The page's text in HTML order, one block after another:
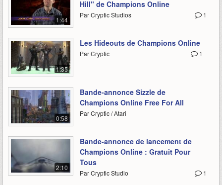
1:44
Hill" de Champions Online
1
Par Cryptic Studios
1:35
Les Hideouts de Champions Online
1
Par Cryptic
0:58
Bande-annonce Sizzle de
Champions Online Free For All
Par Cryptic / Atari
2:10
Bande-annonce de lancement de
Champions Online : Gratuit Pour
Tous
1
Par Cryptic Studio